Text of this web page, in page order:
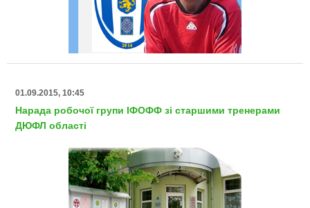
01.09.2015, 10:45
Нарада робочої групи ІФОФФ зі старшими тренерами
ДЮФЛ області